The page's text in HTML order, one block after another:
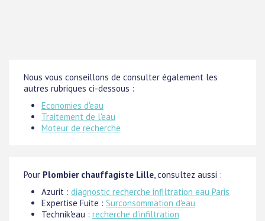
Nous vous conseillons de consulter également les
autres rubriques ci-dessous :
Economies d'eau
Traitement de l'eau
Moteur de recherche
Pour Plombier chauffagiste Lille, consultez aussi :
Azurit : diagnostic recherche infiltration eau Paris
Expertise Fuite : Surconsommation d'eau
Technik'eau : recherche d'infiltration